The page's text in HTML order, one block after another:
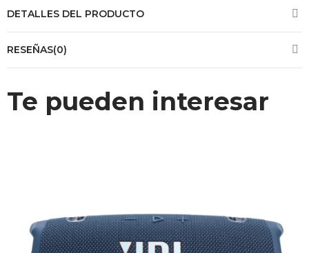
DETALLES DEL PRODUCTO
RESEÑAS(0)
Te pueden interesar